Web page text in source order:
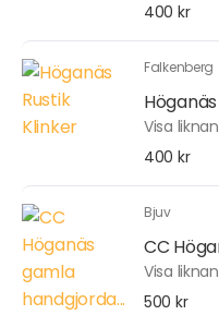
400 kr
Falkenberg
Visa
400 kr
Bjuv
CC
Visa
500 kr